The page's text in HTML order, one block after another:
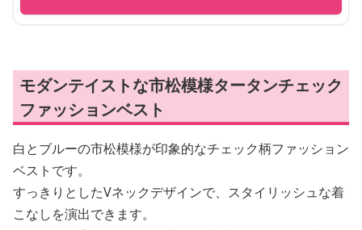
モダンテイストな市松模様タータンチェック
ファッションベスト
白とブルーの市松模様が印象的なチェック柄ファッション
ベストです。
すっきりとしたVネックデザインで、スタイリッシュな着
こなしを演出できます。